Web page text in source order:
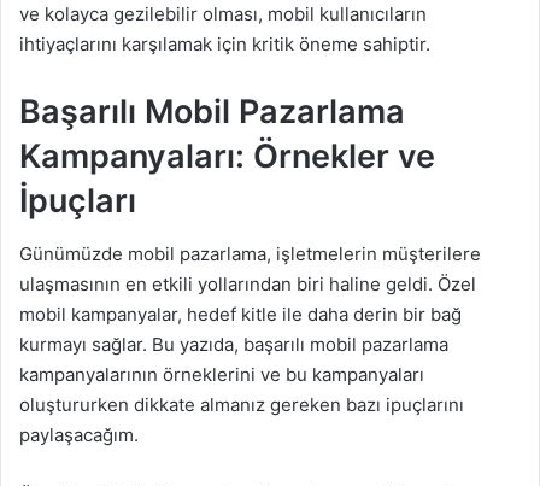
ve kolayca gezilebilir olması, mobil kullanıcıların
ihtiyaçlarını karşılamak için kritik öneme sahiptir.
Başarılı Mobil Pazarlama
Kampanyaları: Örnekler ve
İpuçları
Günümüzde mobil pazarlama, işletmelerin müşterilere
ulaşmasının en etkili yollarından biri haline geldi. Özel
mobil kampanyalar, hedef kitle ile daha derin bir bağ
kurmayı sağlar. Bu yazıda, başarılı mobil pazarlama
kampanyalarının örneklerini ve bu kampanyaları
oluştururken dikkate almanız gereken bazı ipuçlarını
paylaşacağım.